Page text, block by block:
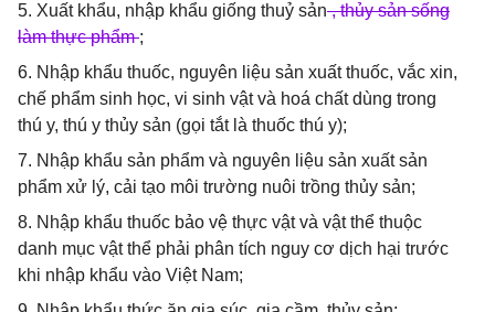
5. Xuất khẩu, nhập khẩu giống thuỷ sản, thủy sản sống
làm thực phẩm;
6. Nhập khẩu thuốc, nguyên liệu sản xuất thuốc, vắc xin,
chế phẩm sinh học, vi sinh vật và hoá chất dùng trong
thú y, thú y thủy sản (gọi tắt là thuốc thú y);
7. Nhập khẩu sản phẩm và nguyên liệu sản xuất sản
phẩm xử lý, cải tạo môi trường nuôi trồng thủy sản;
8. Nhập khẩu thuốc bảo vệ thực vật và vật thể thuộc
danh mục vật thể phải phân tích nguy cơ dịch hại trước
khi nhập khẩu vào Việt Nam;